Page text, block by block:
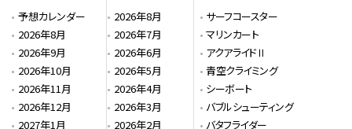
予想カレンダー
2026年8月
2026年9月
2026年10月
2026年11月
2026年12月
2027年1月
2026年8月
2026年7月
2026年6月
2026年5月
2026年4月
2026年3月
2026年2月
サーフコースター
マリンカート
アクアライドⅡ
青空クライミング
シーボート
バブルシューティング
バタフライダー